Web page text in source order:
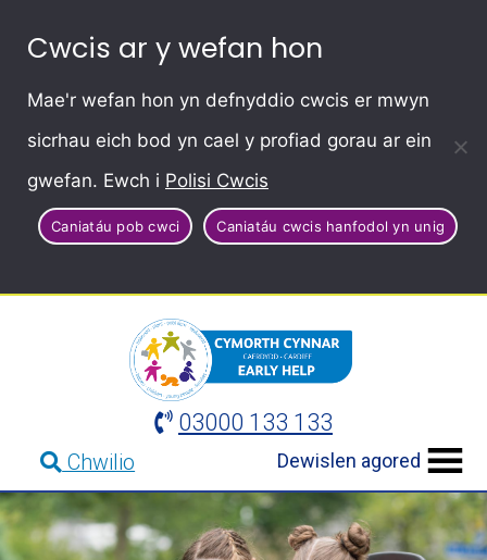
Cwcis ar y wefan hon
Mae'r wefan hon yn defnyddio cwcis er mwyn
sicrhau eich bod yn cael y profiad gorau ar ein
gwefan. Ewch i Polisi Cwcis
Caniatáu pob cwci Caniatáu cwcis hanfodol yn unig
03000 133 133
Chwilio Dewislen agored